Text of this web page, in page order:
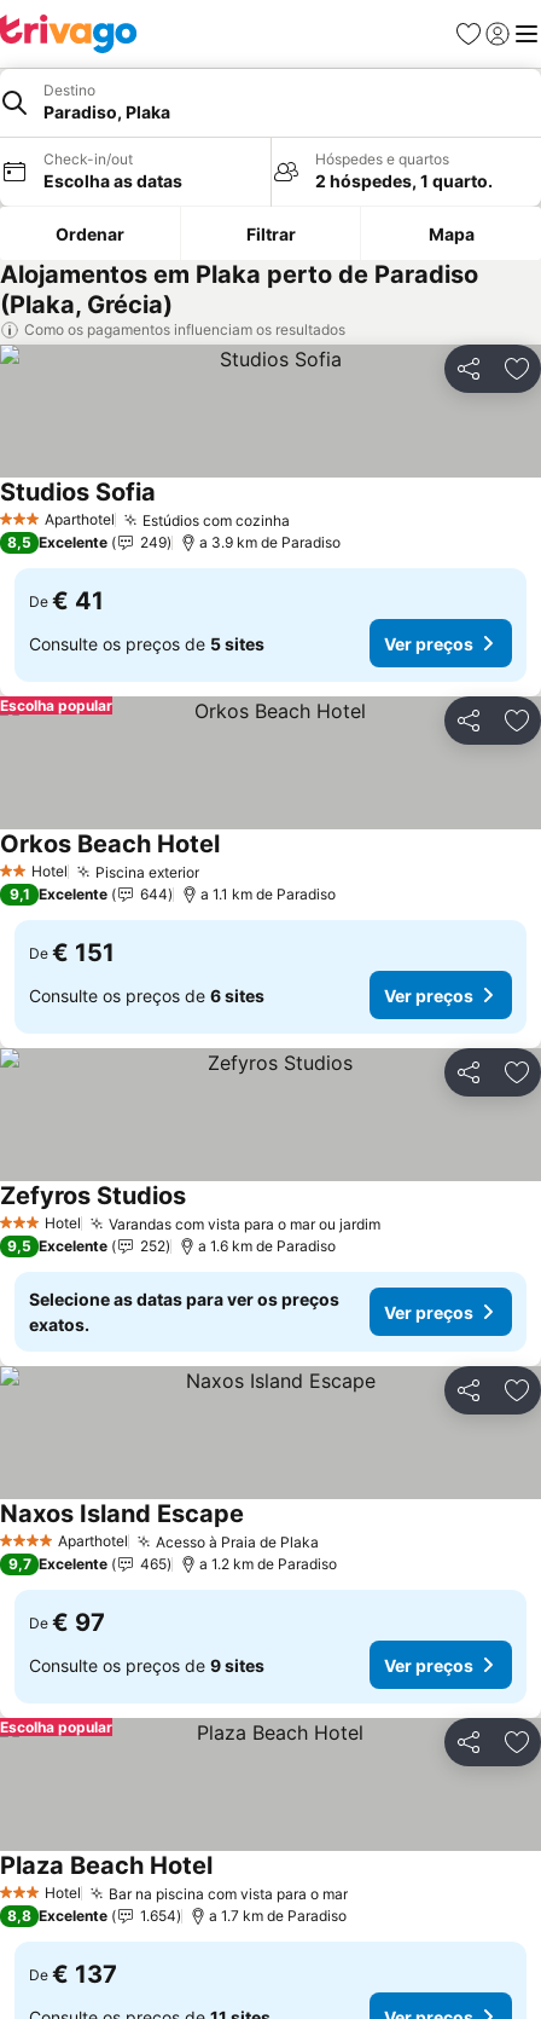
Favoritos
Iniciar
Destino
Paradiso, Plaka
Check-in/out
Escolha as datas
Hóspedes e quartos
2 hóspedes, 1 quarto.
Ordenar Filtrar Mapa
Alojamentos em Plaka perto de Paradiso
(Plaka, Grécia)
Como os pagamentos influenciam os resultados
Partilhar
3 EstrelasAparthotel Estúdios com cozinha
Studios Sofia
8,5 Excelente 249 a 3.9 km de Paradiso
De € 41
Consulte os preços de 5 sites Ver preços
Partilhar
Escolha popular
2 Estrelas
Hotel Piscina exteriorVer preços
Orkos Beach HotelVer preços
9,1 Excelente 644 a 1.1 km de Paradiso
De € 151
Consulte os preços de 6 sites Ver preços
Partilhar
3 EstrelasHotel Varandas com vista para o mar ou jardimVer preços
Zefyros StudiosVer preços
9,5 Excelente 252 a 1.6 km de Paradiso
Selecione as datas para ver os preços
exatos.
Ver preços
Partilhar
4 EstrelasAparthotel Acesso à Praia de Plaka
Naxos Island Escape
9,7 Excelente 465 a 1.2 km de Paradiso
De € 97
Consulte os preços de 9 sites Ver preços
Partilhar
Escolha popular
3 EstrelasHotel Bar na piscina com vista para o marVer preços
Plaza Beach HotelVer preços
8,8 Excelente 1.654 a 1.7 km de Paradiso
De € 137